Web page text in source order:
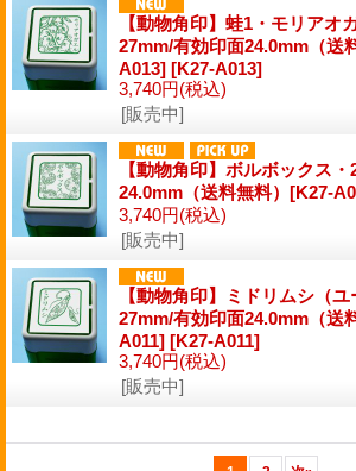
【動物角印】蛙1・モリアオ
27mm/有効印面24.0mm（送
A013] [K27-A013]
3,740円(税込)
[販売中]
【動物角印】ボルボックス
24.0mm（送料無料）[K27-
3,740円(税込)
[販売中]
【動物角印】ミドリムシ（ユ
27mm/有効印面24.0mm（送
A011] [K27-A011]
3,740円(税込)
[販売中]